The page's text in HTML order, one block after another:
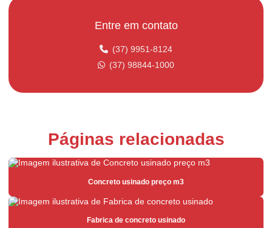
Aluguel de empilhadeira com suporte técnico
Aluguel de empilhadeira valor
Argamassa para área externa
Argamassa para área interna
Entre em contato
(37) 9951-8124
(37) 98844-1000
Páginas relacionadas
Concreto usinado preço m3
Fabrica de concreto usinado